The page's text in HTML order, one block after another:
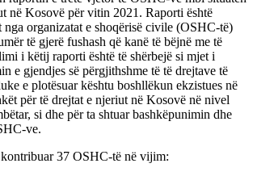
në Kosovë për vitin 2021. Raporti është
nga organizatat e shoqërisë civile (OSHC-të)
të gjerë fushash që kanë të bëjnë me të
i këtij raporti është të shërbejë si mjet i
e gjendjes së përgjithshme të të drejtave të
e plotësuar kështu boshllëkun ekzistues në
për të drejtat e njeriut në Kosovë në nivel
si dhe për ta shtuar bashkëpunimin dhe
ve.
37 OSHC-të në vijim: